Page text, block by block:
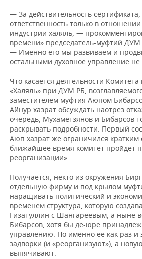
— За действительность сертификата,
ответственность только в
индустрии халяль, —
времени» председатель-муфтий
— Именно его мы развиваем и
остальными духовное управление не
Что касается деятельности Комитета
«Халяль» при ДУМ РБ,
заместителем муфтия Аюпом
Айнур хазрат обсуждать наотрез
очередь, Мухаметзянов и Бибарсов
раскрывать подробности. Первый
Аюп хазрат же ограничился кратким
ближайшее время комитет пройдет
реорганизации».
Получается, некто из окружения
отдельную фирму и под крылом
наращивать политический и
временем структура, которую
Гизатуллин с Шангареевым, а ныне
Бибарсов, хотя бы де-юре
управлению. Но именно ее как раз и
задворки (и «реорганизуют»), а
выпячивают.